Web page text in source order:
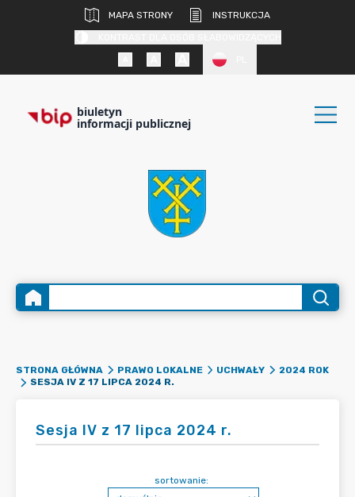
MAPA STRONY
INSTRUKCJA
biuletyn
informacji publicznej
STRONA GŁÓWNA PRAWO LOKALNE UCHWAŁY
2024 ROK
SESJA IV Z 17 LIPCA 2024 R.
Sesja IV z 17 lipca 2024 r.
sortowanie: